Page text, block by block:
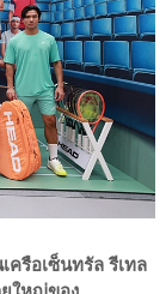
ครือเซ็นทรัล รีเทล